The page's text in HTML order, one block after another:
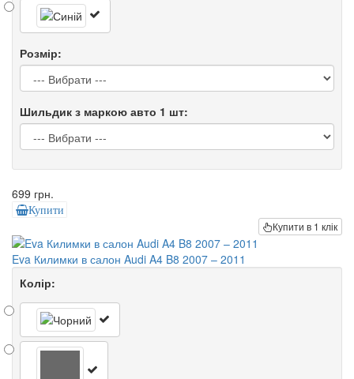
Розмір:
Шильдик з маркою авто 1 шт:
699 грн.
Купити
Купити в 1 клік
Eva Килимки в салон Audi A4 B8 2007 – 2011
Колір: